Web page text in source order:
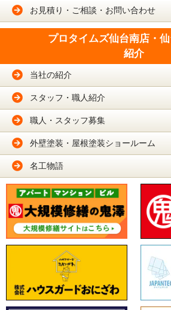
お見積り・ご相談・お問い合わせ
プロタイムズ仙台南店・
紹介
当社の紹介
スタッフ・職人紹介
職人・スタッフ募集
外壁塗装・屋根塗装ショールーム
名工物語